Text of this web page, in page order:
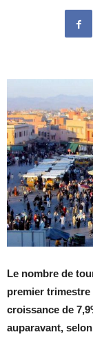
Le nombre de
premier trimestre
croissance de
auparavant,